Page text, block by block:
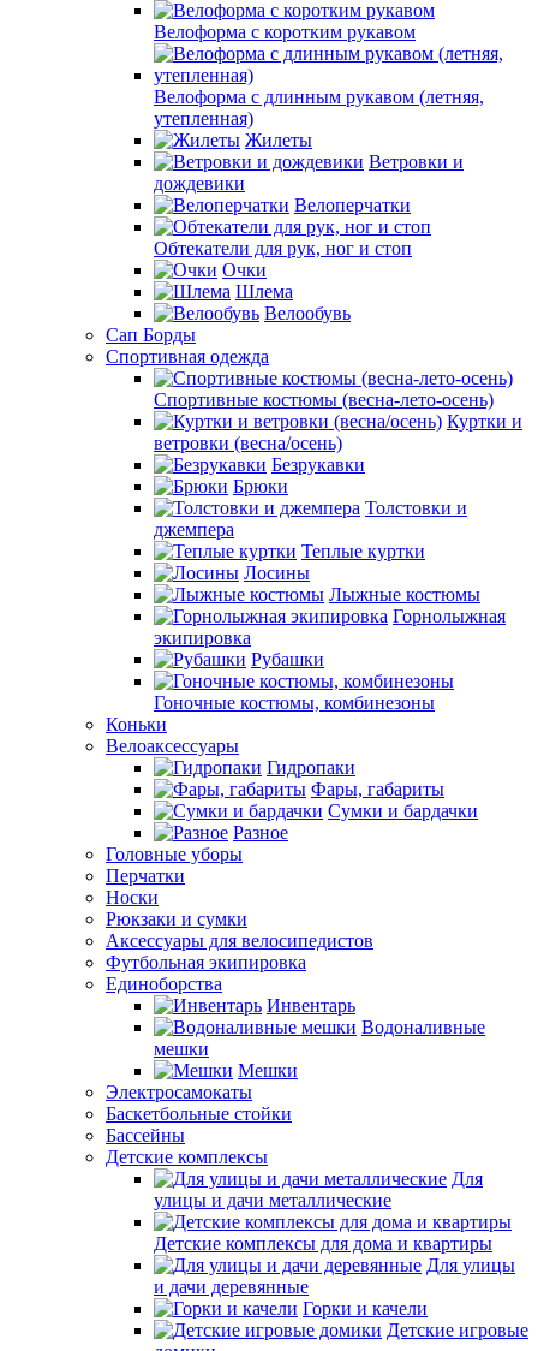
Велоформа с коротким рукавом
Велоформа с длинным рукавом (летняя,
утепленная)
Жилеты
Ветровки и
дождевики
Велоперчатки
Обтекатели для рук, ног и стоп
Очки
Шлема
Велообувь
Сап Борды
Спортивная одежда
Спортивные костюмы (весна-лето-осень)
Куртки и
ветровки (весна/осень)
Безрукавки
Брюки
Толстовки и
джемпера
Теплые куртки
Лосины
Лыжные костюмы
Горнолыжная
экипировка
Рубашки
Гоночные костюмы, комбинезоны
Коньки
Велоаксессуары
Гидропаки
Фары, габариты
Сумки и бардачки
Разное
Головные уборы
Перчатки
Носки
Рюкзаки и сумки
Аксессуары для велосипедистов
Футбольная экипировка
Единоборства
Инвентарь
Водоналивные
мешки
Мешки
Электросамокаты
Баскетбольные стойки
Бассейны
Детские комплексы
Для
улицы и дачи металлические
Детские комплексы для дома и квартиры
Для улицы
и дачи деревянные
Горки и качели
Детские игровые